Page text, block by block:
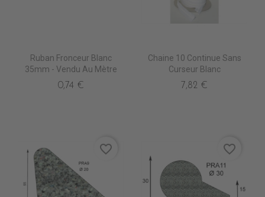
Ruban Fronceur Blanc
35mm - Vendu Au Mètre
0,74 €
Chaine 10 Continue Sans
Curseur Blanc
7,82 €
favorite_border favorite_border